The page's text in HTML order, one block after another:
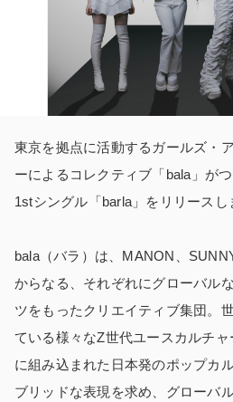
東京を拠点に活動するガールズ・
ーによるコレクティブ「bala」が
1stシングル「barla」をリリースし
bala（バラ）は、MANON、
からなる、それぞれにグローバル
ツをもったクリエイティブ集団。
ている様々なZ世代ユースカルチ
に組み込まれた日本発のポップカ
ブリッドな表現を求め、グローバ